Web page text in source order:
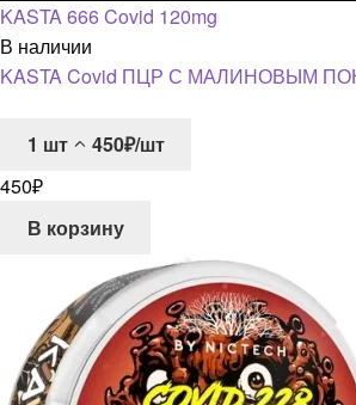
KASTA 666 Covid 120mg
В наличии
KASTA Covid ПЦР С МАЛИНОВЫМ
1 шт
450₽/шт
450₽
В корзину